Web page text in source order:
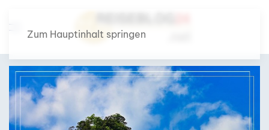
Zum Hauptinhalt springen